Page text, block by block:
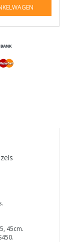
45cm.